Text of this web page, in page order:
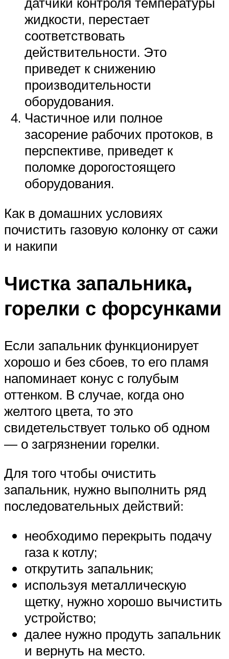
жидкости, перестает
соответствовать
действительности. Это
приведет к снижению
производительности
оборудования.
Частичное или полное
засорение рабочих протоков, в
перспективе, приведет к
поломке дорогостоящего
оборудования.
Как в домашних условиях
почистить газовую колонку от сажи
и накипи
Чистка запальника,
горелки с форсунками
Если запальник функционирует
хорошо и без сбоев, то его пламя
напоминает конус с голубым
оттенком. В случае, когда оно
желтого цвета, то это
свидетельствует только об одном
— о загрязнении горелки.
Для того чтобы очистить
запальник, нужно выполнить ряд
последовательных действий:
необходимо перекрыть подачу
газа к котлу;
открутить запальник;
используя металлическую
щетку, нужно хорошо вычистить
устройство;
далее нужно продуть запальник
и вернуть на место.